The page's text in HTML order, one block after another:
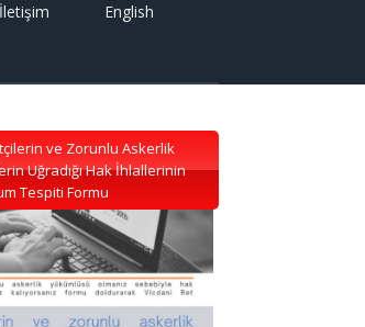
İletişim English
ve Zorunlu Askerlik
Uğradığı Hak İhlallerinin
Tespiti Formu